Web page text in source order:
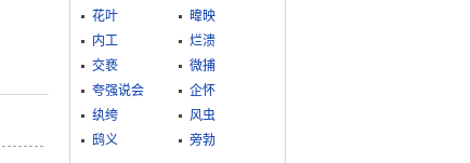
花叶
暐映
内工
烂溃
交亵
微捕
夸强说会
企怀
纨绔
风虫
鸱义
旁勃